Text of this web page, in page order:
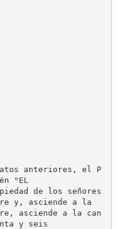
anteriores, el P
"EL
de los señores
y, asciende a la
asciende a la can
y seis